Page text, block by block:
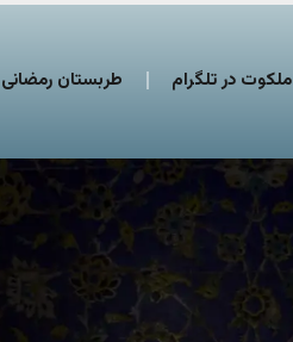
ملکوت در تلگرام طربستان رمضانی